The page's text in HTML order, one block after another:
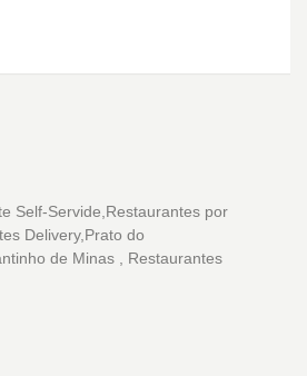
Self-Servide,Restaurantes por
Delivery,Prato do
de Minas , Restaurantes